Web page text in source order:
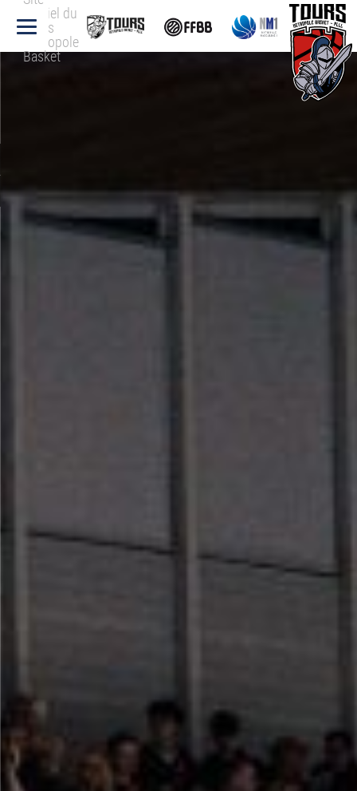
officiel du
Tours
Métropole
Basket